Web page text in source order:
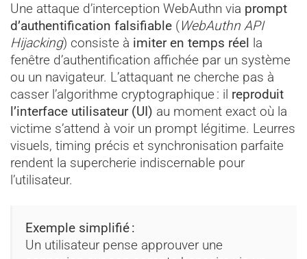
Une attaque d’interception WebAuthn via prompt
d’authentification falsifiable (WebAuthn API
Hijacking) consiste à imiter en temps réel la
fenêtre d’authentification affichée par un système
ou un navigateur. L’attaquant ne cherche pas à
casser l’algorithme cryptographique : il reproduit
l’interface utilisateur (UI) au moment exact où la
victime s’attend à voir un prompt légitime. Leurres
visuels, timing précis et synchronisation parfaite
rendent la supercherie indiscernable pour
l’utilisateur.
Exemple simplifié :
Un utilisateur pense approuver une